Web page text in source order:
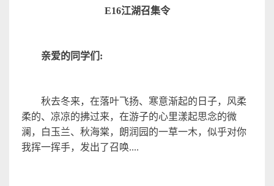
E16江湖召集令
亲爱的同学们 :
秋去冬来，在落叶飞扬、寒意渐起的日子，风柔
柔的、 凉凉的拂过来，在游子的心里漾起思念的微
澜，白玉兰、秋海棠，朗润园的一草一木，似乎对你
我挥一挥手，发出了召唤....